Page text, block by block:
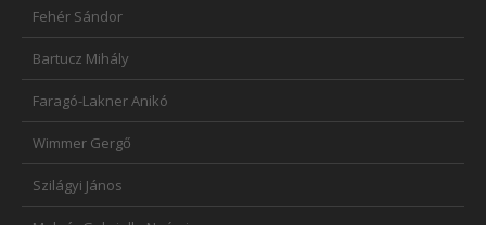
Fehér Sándor
Bartucz Mihály
Faragó-Lakner Anikó
Wimmer Gergő
Szilágyi János